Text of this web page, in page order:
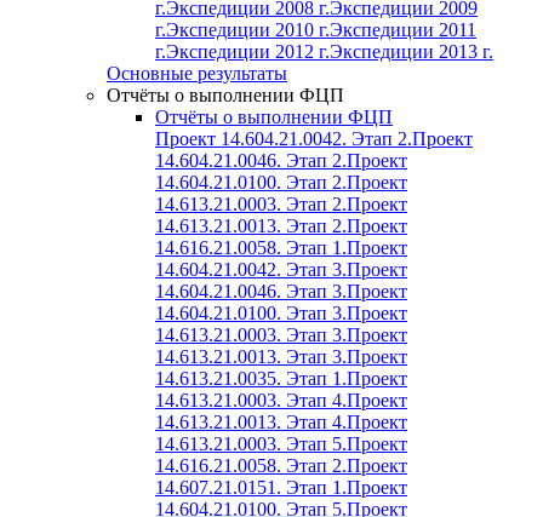
г.Экспедиции 2008 г.Экспедиции 2009
г.Экспедиции 2010 г.Экспедиции 2011
г.Экспедиции 2012 г.Экспедиции 2013 г.
Основные результаты
Отчёты о выполнении ФЦП
Отчёты о выполнении ФЦП
Проект 14.604.21.0042. Этап 2.Проект
14.604.21.0046. Этап 2.Проект
14.604.21.0100. Этап 2.Проект
14.613.21.0003. Этап 2.Проект
14.613.21.0013. Этап 2.Проект
14.616.21.0058. Этап 1.Проект
14.604.21.0042. Этап 3.Проект
14.604.21.0046. Этап 3.Проект
14.604.21.0100. Этап 3.Проект
14.613.21.0003. Этап 3.Проект
14.613.21.0013. Этап 3.Проект
14.613.21.0035. Этап 1.Проект
14.613.21.0003. Этап 4.Проект
14.613.21.0013. Этап 4.Проект
14.613.21.0003. Этап 5.Проект
14.616.21.0058. Этап 2.Проект
14.607.21.0151. Этап 1.Проект
14.604.21.0100. Этап 5.Проект